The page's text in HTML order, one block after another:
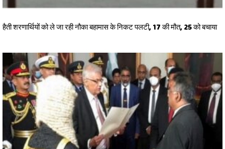
हैती शरणार्थियों को ले जा रही नौका बहामास के निकट पलटी, 17 की मौत, 25 को बचाया